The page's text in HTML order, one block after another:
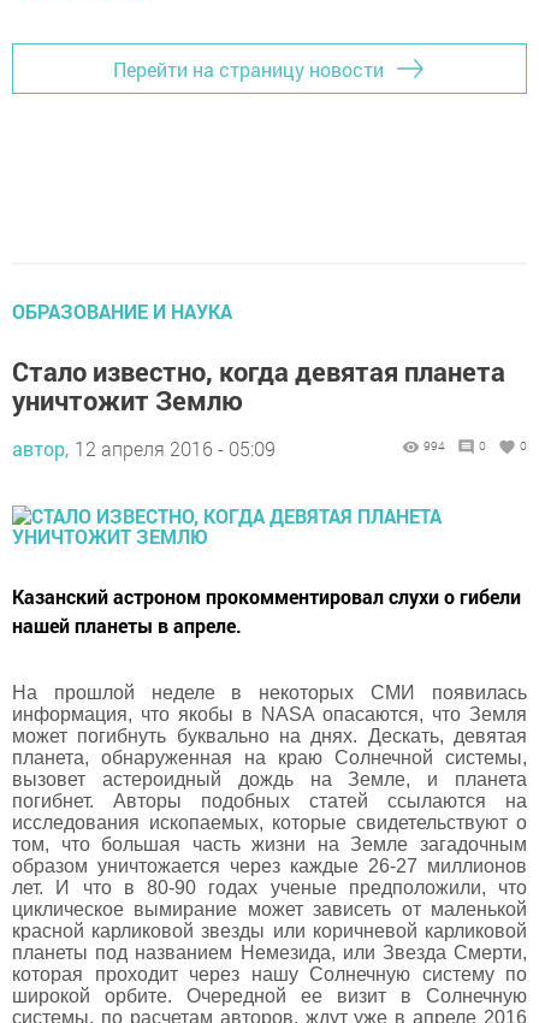
Перейти на страницу новости
ОБРАЗОВАНИЕ И НАУКА
Стало известно, когда девятая планета
уничтожит Землю
автор, 12 апреля 2016 - 05:09 994 0 0
Казанский астроном прокомментировал слухи о гибели
нашей планеты в апреле.
На прошлой неделе в некоторых СМИ появилась
информация, что якобы в NASA опасаются, что Земля
может погибнуть буквально на днях. Дескать, девятая
планета, обнаруженная на краю Солнечной системы,
вызовет астероидный дождь на Земле, и планета
погибнет. Авторы подобных статей ссылаются на
исследования ископаемых, которые свидетельствуют о
том, что большая часть жизни на Земле загадочным
образом уничтожается через каждые 26-27 миллионов
лет. И что в 80-90 годах ученые предположили, что
циклическое вымирание может зависеть от маленькой
красной карликовой звезды или коричневой карликовой
планеты под названием Немезида, или Звезда Смерти,
которая проходит через нашу Солнечную систему по
широкой орбите. Очередной ее визит в Солнечную
системы, по расчетам авторов, ждут уже в апреле 2016